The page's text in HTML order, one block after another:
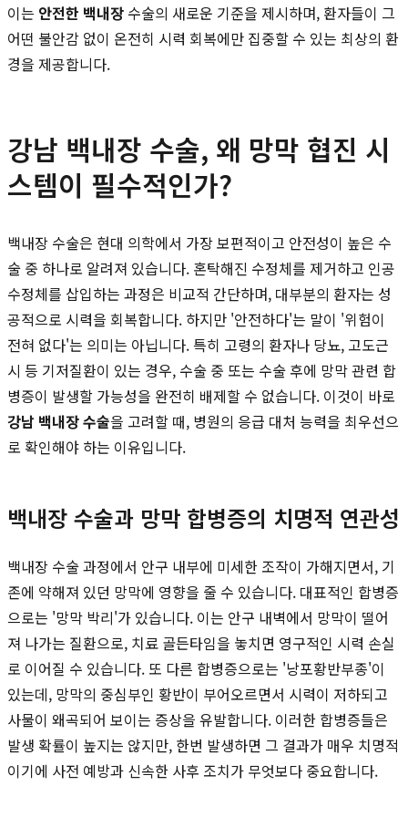
이는 안전한 백내장 수술의 새로운 기준을 제시하며, 환자들이 그
어떤 불안감 없이 온전히 시력 회복에만 집중할 수 있는 최상의 환
경을 제공합니다.
강남 백내장 수술, 왜 망막 협진 시
스템이 필수적인가?
백내장 수술은 현대 의학에서 가장 보편적이고 안전성이 높은 수
술 중 하나로 알려져 있습니다. 혼탁해진 수정체를 제거하고 인공
수정체를 삽입하는 과정은 비교적 간단하며, 대부분의 환자는 성
공적으로 시력을 회복합니다. 하지만 '안전하다'는 말이 '위험이
전혀 없다'는 의미는 아닙니다. 특히 고령의 환자나 당뇨, 고도근
시 등 기저질환이 있는 경우, 수술 중 또는 수술 후에 망막 관련 합
병증이 발생할 가능성을 완전히 배제할 수 없습니다. 이것이 바로
강남 백내장 수술을 고려할 때, 병원의 응급 대처 능력을 최우선으
로 확인해야 하는 이유입니다.
백내장 수술과 망막 합병증의 치명적 연관성
백내장 수술 과정에서 안구 내부에 미세한 조작이 가해지면서, 기
존에 약해져 있던 망막에 영향을 줄 수 있습니다. 대표적인 합병증
으로는 '망막 박리'가 있습니다. 이는 안구 내벽에서 망막이 떨어
져 나가는 질환으로, 치료 골든타임을 놓치면 영구적인 시력 손실
로 이어질 수 있습니다. 또 다른 합병증으로는 '낭포황반부종'이
있는데, 망막의 중심부인 황반이 부어오르면서 시력이 저하되고
사물이 왜곡되어 보이는 증상을 유발합니다. 이러한 합병증들은
발생 확률이 높지는 않지만, 한번 발생하면 그 결과가 매우 치명적
이기에 사전 예방과 신속한 사후 조치가 무엇보다 중요합니다.